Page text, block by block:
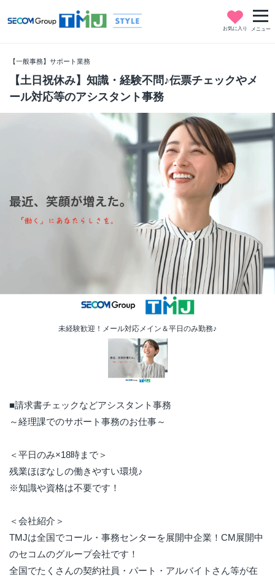
お気に入り メニュー
【一般事務】サポート業務
【土日祝休み】知識・経験不問♪伝票チェックやメ
ール対応等のアシスタント事務
未経験歓迎！メール対応メイン＆平日のみ勤務♪
■請求書チェックなどアシスタント事務
～経理課でのサポート事務のお仕事～
＜平日のみ×18時まで＞
残業ほぼなしの働きやすい環境♪
※知識や資格は不要です！
＜会社紹介＞
TMJは全国でコール・事務センターを展開中企業！CM展開中
のセコムのグループ会社です！
全国でたくさんの契約社員・パート・アルバイトさん等が在